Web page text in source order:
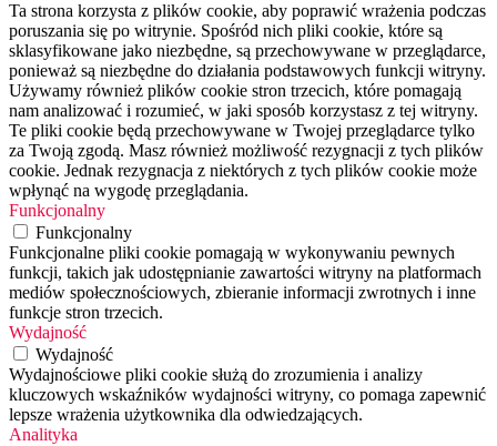
Ta strona korzysta z plików cookie, aby poprawić wrażenia podczas
poruszania się po witrynie. Spośród nich pliki cookie, które są
sklasyfikowane jako niezbędne, są przechowywane w przeglądarce,
ponieważ są niezbędne do działania podstawowych funkcji witryny.
Używamy również plików cookie stron trzecich, które pomagają
nam analizować i rozumieć, w jaki sposób korzystasz z tej witryny.
Te pliki cookie będą przechowywane w Twojej przeglądarce tylko
za Twoją zgodą. Masz również możliwość rezygnacji z tych plików
cookie. Jednak rezygnacja z niektórych z tych plików cookie może
wpłynąć na wygodę przeglądania.
Funkcjonalny
Funkcjonalny
Funkcjonalne pliki cookie pomagają w wykonywaniu pewnych
funkcji, takich jak udostępnianie zawartości witryny na platformach
mediów społecznościowych, zbieranie informacji zwrotnych i inne
funkcje stron trzecich.
Wydajność
Wydajność
Wydajnościowe pliki cookie służą do zrozumienia i analizy
kluczowych wskaźników wydajności witryny, co pomaga zapewnić
lepsze wrażenia użytkownika dla odwiedzających.
Analityka